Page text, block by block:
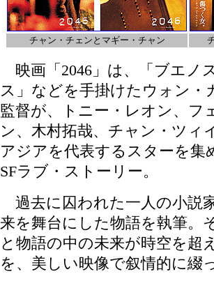
チャン・チェンとマギー・チャン
映画「2046」は、「ブエノ
ス」などを手掛けたウォン・
監督が、トニー・レオン、フ
ン、木村拓哉、チャン・ツィ
アジアを代表するスターを集
SFラブ・ストーリー。
過去に囚われた一人の小説
来を舞台にした物語を執筆。
と物語の中の未来が時空を超
を、美しい映像で叙情的に綴